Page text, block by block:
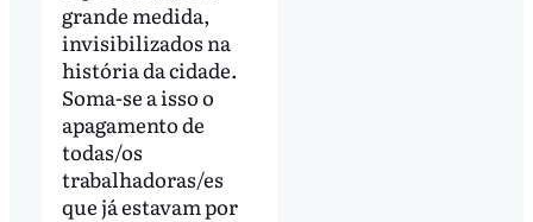
grande medida,
invisibilizados na
história da cidade.
Soma-se a isso o
apagamento de
todas/os
trabalhadoras/es
que já estavam por